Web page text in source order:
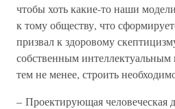
чтобы хоть какие-то наши
к тому обществу, что
призвал к здоровому
собственным
тем не менее, строить
– Проектирующая человеческая